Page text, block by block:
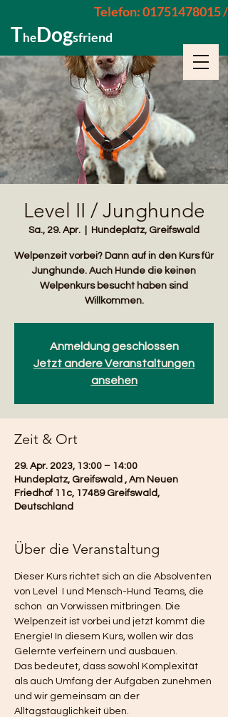
TheDogsfriend
Telefon: 01751478015 /
Level II / Junghunde
Sa., 29. Apr. Hundeplatz, Greifswald
Welpenzeit vorbei? Dann auf in den Kurs für
Junghunde. Auch Hunde die keinen
Welpenkurs besucht haben sind
Willkommen.
Anmeldung geschlossen
Jetzt andere Veranstaltungen
ansehen
Zeit & Ort
29. Apr. 2023, 13:00 – 14:00
Hundeplatz, Greifswald , Am Neuen
Friedhof 11c, 17489 Greifswald,
Deutschland
Über die Veranstaltung
Dieser Kurs richtet sich an die Absolventen
von Level  I und Mensch-Hund Teams, die
schon  an Vorwissen mitbringen. Die
Welpenzeit ist vorbei und jetzt kommt die
Energie! In diesem Kurs, wollen wir das
Gelernte verfeinern und ausbauen.
Das bedeutet, dass sowohl Komplexität
als auch Umfang der Aufgaben zunehmen
und wir gemeinsam an der
Alltagstauglichkeit üben.